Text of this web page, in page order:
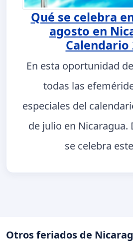
Qué se celebra
agosto en
Calendario
En esta oportunidad
todas las
especiales del
de julio en Nicaragua.
se celebra
Otros feriados de